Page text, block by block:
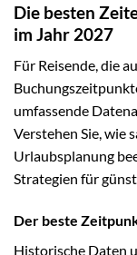
Die besten
im Jahr 2027
Für Reisende, die
umfassende
Verstehen Sie, wie
Urlaubsplanung
Strategien für
Der beste
Historische Daten